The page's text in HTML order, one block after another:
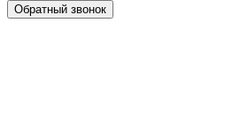
Обратный звонок